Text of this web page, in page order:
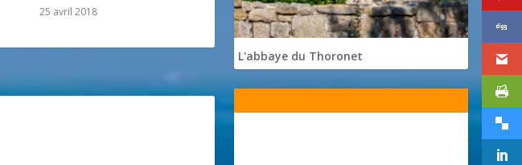
25 avril 2018
L'abbaye du Thoronet